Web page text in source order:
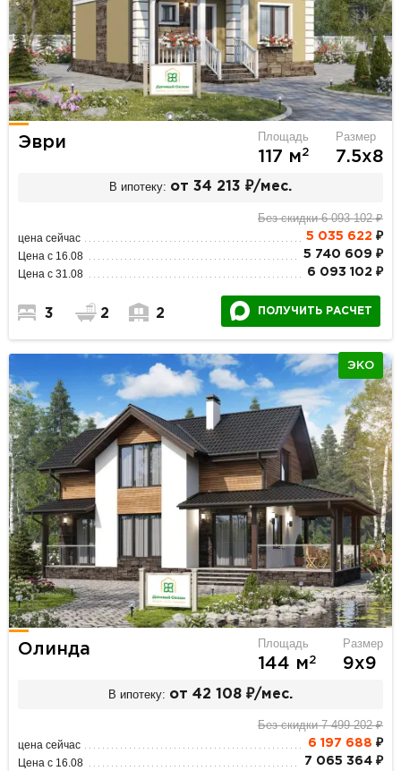
Эври Площадь
117 м2
Размер
7.5х8
В ипотеку: от 34 213 ₽/мес.
Без скидки 6 093 102 ₽
цена сейчас 5 035 622 ₽
Цена с 16.08 5 740 609 ₽
Цена с 31.08 6 093 102 ₽
3 2 2 ПОЛУЧИТЬ РАСЧЕТ
ЭКО
Олинда Площадь
144 м2
Размер
9х9
В ипотеку: от 42 108 ₽/мес.
Без скидки 7 499 202 ₽
цена сейчас 6 197 688 ₽
Цена с 16.08 7 065 364 ₽